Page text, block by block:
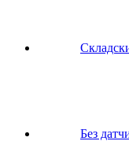
Без